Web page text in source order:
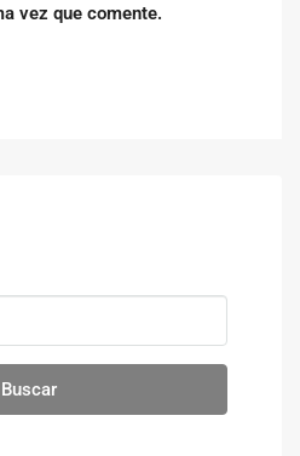
vez que comente.
Buscar